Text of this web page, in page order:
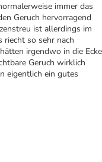
immer das
Geruch hervorragend
ist allerdings im
riecht so sehr nach
irgendwo in die Ecke
Geruch wirklich
eigentlich ein gutes